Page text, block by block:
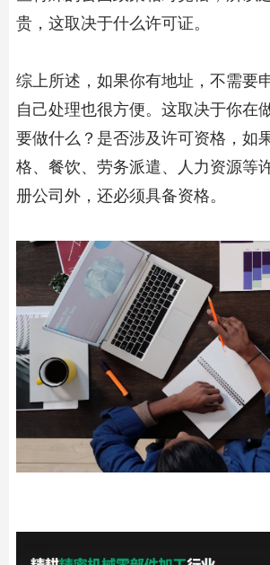
贵，这取决于什么许可证。
综上所述，如果你有地址，不需要
自己处理也很方便。这取决于你在
要做什么？是否涉及许可资格，如
格、餐饮、劳务派遣、人力资源等
册公司外，还必须具备资格。